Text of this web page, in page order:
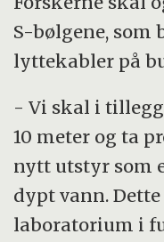
S-bølgene, som
lyttekabler på
- Vi skal i
10 meter og ta
nytt utstyr som
dypt vann.
laboratorium i